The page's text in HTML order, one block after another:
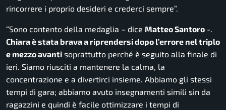
rincorrere i proprio desideri e crederci sempre”.
“Sono contento della medaglia – dice Matteo Santoro -.
Chiara è stata brava a riprendersi dopo l’errore nel triplo
e mezzo avanti soprattutto perché è seguito alla finale di
ieri. Siamo riusciti a mantenere la calma, la
concentrazione e a divertirci insieme. Abbiamo gli stessi
tempi di gara; abbiamo avuto insegnamenti simili sin da
ragazzini e quindi è facile ottimizzare i tempi di